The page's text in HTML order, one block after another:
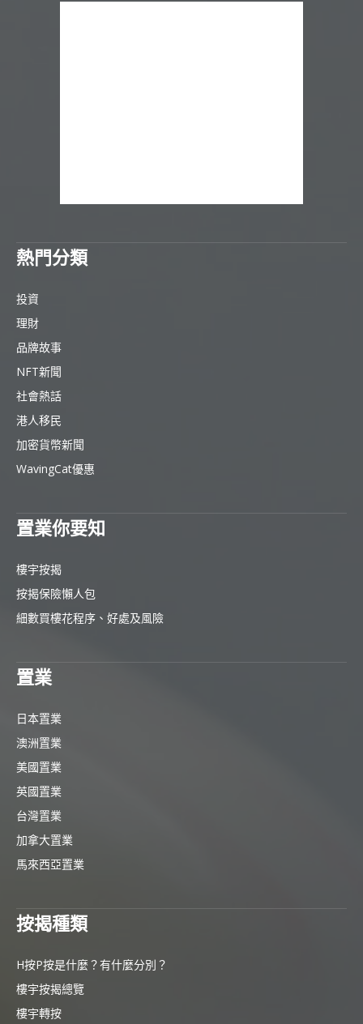
熱門分類
投資
理財
品牌故事
NFT新聞
社會熱話
港人移民
加密貨幣新聞
WavingCat優惠
置業你要知
樓宇按揭
按揭保險懶人包
細數買樓花程序、好處及風險
置業
日本置業
澳洲置業
美國置業
英國置業
台灣置業
加拿大置業
馬來西亞置業
按揭種類
H按P按是什麼？有什麼分別？
樓宇按揭總覽
樓宇轉按